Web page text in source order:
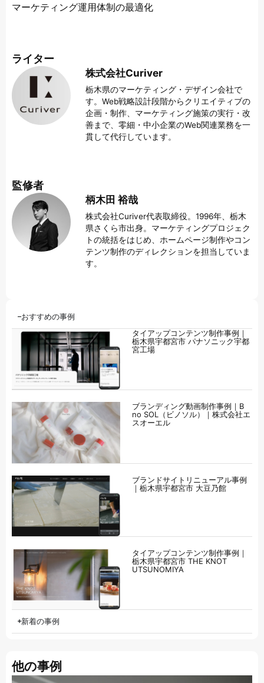
マーケティング運用体制の最適化
ライター
株式会社Curiver
栃木県のマーケティング・デザイン会社で
す。Web戦略設計段階からクリエイティブの
企画・制作、マーケティング施策の実行・改
善まで、零細・中小企業のWeb関連業務を一
貫して代行しています。
監修者
柄木田 裕哉
株式会社Curiver代表取締役。1996年、栃木
県さくら市出身。マーケティングプロジェク
トの統括をはじめ、ホームページ制作やコン
テンツ制作のディレクションを担当していま
す。
おすすめの事例
タイアップコンテンツ制作事例｜
栃木県宇都宮市 パナソニック宇都
宮工場
ブランディング動画制作事例｜B
no SOL（ビノソル）｜株式会社エ
スオーエル
ブランドサイトリニューアル事例
｜栃木県宇都宮市 大豆乃館
タイアップコンテンツ制作事例｜
栃木県宇都宮市 THE KNOT
UTSUNOMIYA
新着の事例
他の事例